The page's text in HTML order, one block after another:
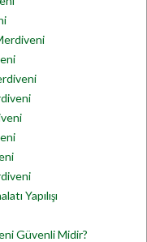
Yapılışı
Güvenli Midir?